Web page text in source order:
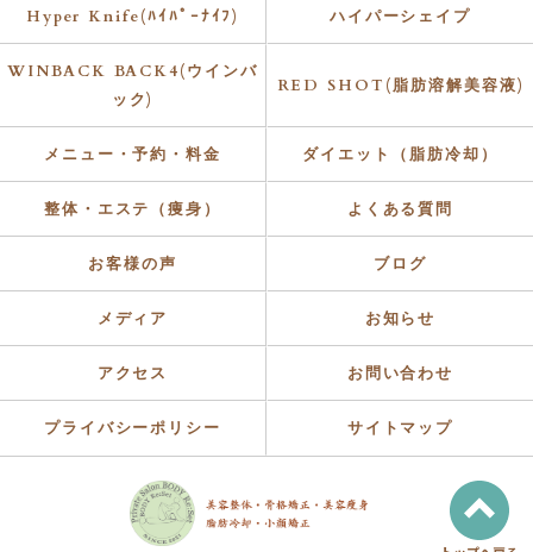
Hyper Knife(ﾊｲﾊﾟｰﾅｲﾌ) ハイパーシェイプ
WINBACK BACK4(ウインバ
ック)
RED SHOT(脂肪溶解美容液)
メニュー・予約・料金 ダイエット（脂肪冷却）
整体・エステ（痩身） よくある質問
お客様の声 ブログ
メディア お知らせ
アクセス お問い合わせ
プライバシーポリシー サイトマップ